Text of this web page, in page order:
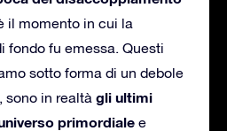
il momento in cui la
fondo fu emessa. Questi
sotto forma di un debole
sono in realtà gli ultimi
primordiale e